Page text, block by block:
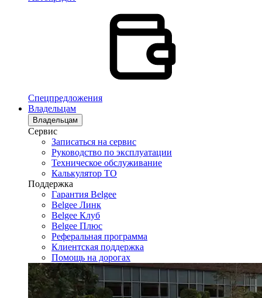
Спецпредложения
Владельцам
Владельцам
Сервис
Записаться на сервис
Руководство по эксплуатации
Техническое обслуживание
Калькулятор ТО
Поддержка
Гарантия Belgee
Belgee Линк
Belgee Клуб
Belgee Плюс
Реферальная программа
Клиентская поддержка
Помощь на дорогах